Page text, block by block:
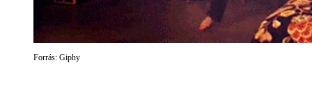
Forrás: Giphy